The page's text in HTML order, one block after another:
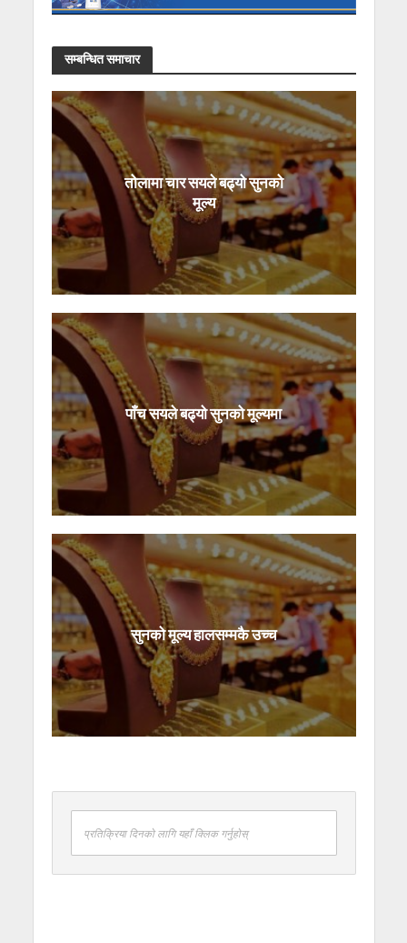
सम्बन्धित समाचार
तोलामा चार सयले बढ्यो सुनको
मूल्य
पाँच सयले बढ्यो सुनको मूल्यमा
सुनको मूल्य हालसम्मकै उच्च
प्रतिक्रिया दिनको लागि यहाँ क्लिक गर्नुहोस्